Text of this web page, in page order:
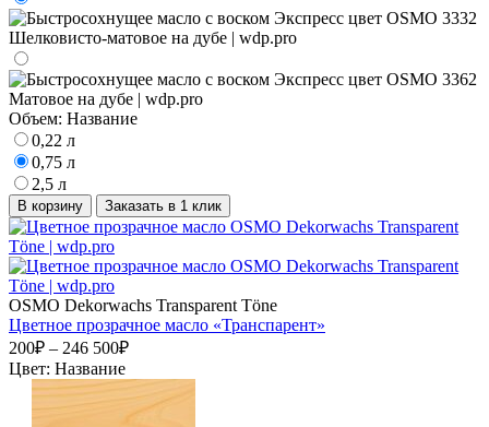
Объем: Название
0,22 л
0,75 л
2,5 л
В корзину Заказать в 1 клик
OSMO Dekorwachs Transparent Töne
Цветное прозрачное масло «Транспарент»
200₽ – 246 500₽
Цвет: Название